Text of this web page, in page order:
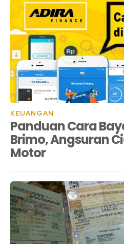
KEUANGAN
Panduan Cara
Brimo, Angsuran
Motor